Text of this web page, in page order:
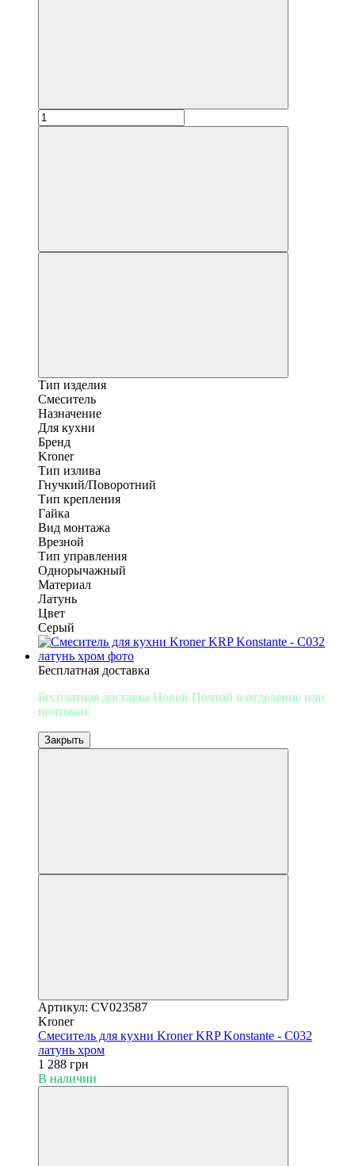
Тип изделия
Смеситель
Назначение
Для кухни
Бренд
Kroner
Тип излива
Гнучкий/Поворотний
Тип крепления
Гайка
Вид монтажа
Врезной
Тип управления
Однорычажный
Материал
Латунь
Цвет
Серый
Бесплатная доставка
Бесплатная доставка Новой Почтой в отделение или
почтомат.
Закрыть
Артикул: CV023587
Kroner
Смеситель для кухни Kroner KRP Konstante - C032
латунь хром
1 288 грн
В наличии